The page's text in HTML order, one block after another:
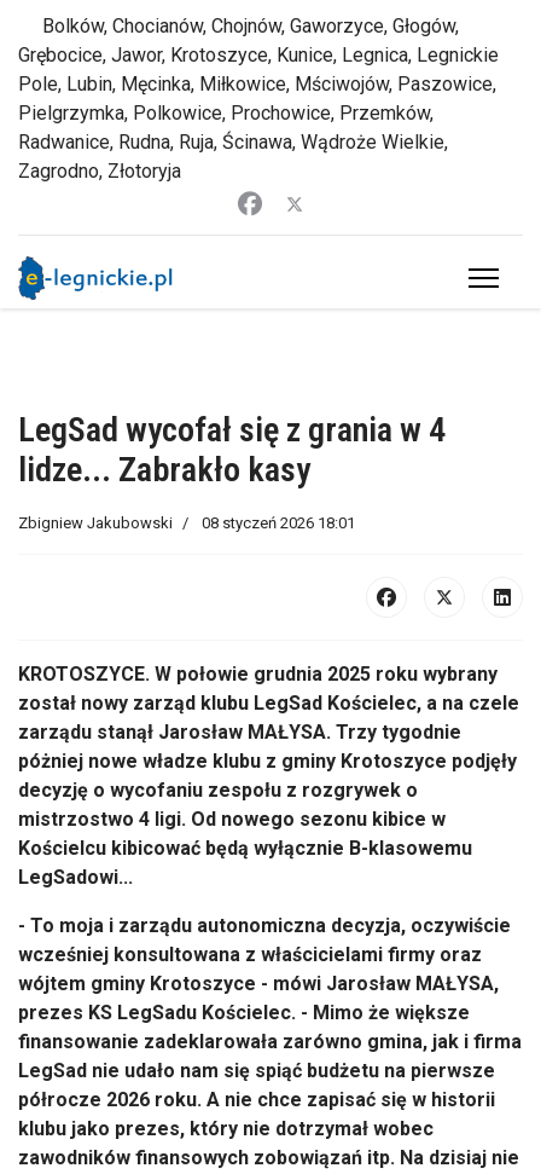
Bolków, Chocianów, Chojnów, Gaworzyce, Głogów,
Grębocice, Jawor, Krotoszyce, Kunice, Legnica, Legnickie
Pole, Lubin, Męcinka, Miłkowice, Mściwojów, Paszowice,
Pielgrzymka, Polkowice, Prochowice, Przemków,
Radwanice, Rudna, Ruja, Ścinawa, Wądroże Wielkie,
Zagrodno, Złotoryja
LegSad wycofał się z grania w 4
lidze... Zabrakło kasy
Zbigniew Jakubowski 08 styczeń 2026 18:01
KROTOSZYCE. W połowie grudnia 2025 roku wybrany
został nowy zarząd klubu LegSad Kościelec, a na czele
zarządu stanął Jarosław MAŁYSA. Trzy tygodnie
póżniej nowe władze klubu z gminy Krotoszyce podjęły
decyzję o wycofaniu zespołu z rozgrywek o
mistrzostwo 4 ligi. Od nowego sezonu kibice w
Kościelcu kibicować będą wyłącznie B-klasowemu
LegSadowi...
- To moja i zarządu autonomiczna decyzja, oczywiście
wcześniej konsultowana z właścicielami firmy oraz
wójtem gminy Krotoszyce - mówi Jarosław MAŁYSA,
prezes KS LegSadu Kościelec. - Mimo że większe
finansowanie zadeklarowała zarówno gmina, jak i firma
LegSad nie udało nam się spiąć budżetu na pierwsze
półrocze 2026 roku. A nie chce zapisać się w historii
klubu jako prezes, który nie dotrzymał wobec
zawodników finansowych zobowiązań itp. Na dzisiaj nie